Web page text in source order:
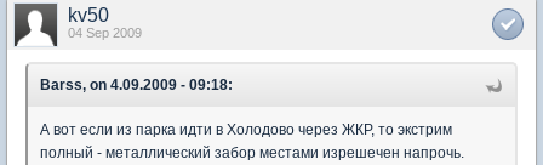
kv50
04 Sep 2009
Barss, on 4.09.2009 - 09:18:
А вот если из парка идти в Холодово через ЖКР, то экстрим
полный - металлический забор местами изрешечен напрочь.